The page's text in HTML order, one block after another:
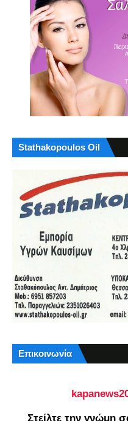
Stathakopoulos Oil
Επικοινωνία
Στείλτε την γνώμη